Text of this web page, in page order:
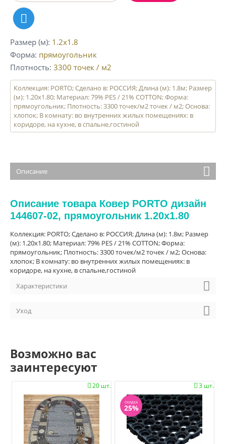
Размер (м) 1.2x1.8
Форма прямоугольник
Плотность 3300 точек / м2
Коллекция: PORTO; Сделано в: РОССИЯ; Длина (м): 1.8м; Размер
(м): 1.20x1.80; Материал: 79% PES / 21% COTTON; Форма:
прямоугольник; Плотность: 3300 точек/м2 точек / м2; Основа:
хлопок; В комнату: во внутренних жилых помещениях: в
коридоре, на кухне, в спальне,гостиной
Описание
Описание товара Ковер PORTO дизайн
144607-02, прямоугольник 1.20x1.80
Коллекция: PORTO; Сделано в: РОССИЯ; Длина (м): 1.8м; Размер
(м): 1.20x1.80; Материал: 79% PES / 21% COTTON; Форма:
прямоугольник; Плотность: 3300 точек/м2 точек / м2; Основа:
хлопок; В комнату: во внутренних жилых помещениях: в
коридоре, на кухне, в спальне,гостиной
Характеристики
Уход
Возможно вас
заинтересуют
20 шт.
 3 шт.

СКИДКА
25%